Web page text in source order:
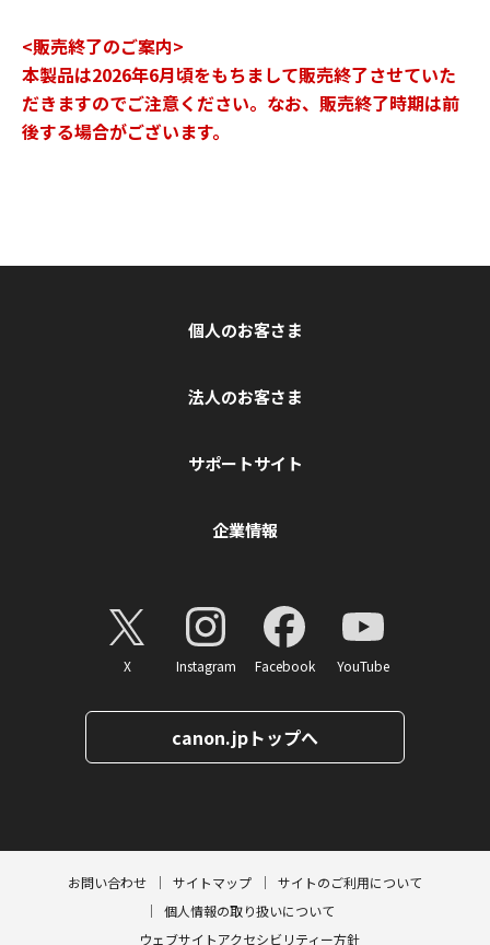
<販売終了のご案内>
本製品は2026年6月頃をもちまして販売終了させていた
だきますのでご注意ください。なお、販売終了時期は前
後する場合がございます。
個人のお客さま
法人のお客さま
サポートサイト
企業情報
X Instagram Facebook YouTube
canon.jpトップへ
お問い合わせ サイトマップ
サイトのご利用について
個人情報の取り扱いについて
ウェブサイトアクセシビリティー方針